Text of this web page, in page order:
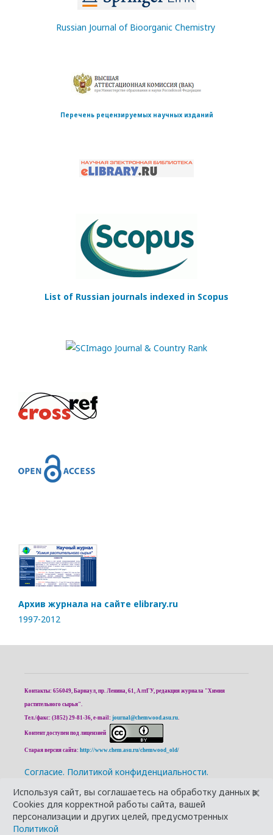
Russian Journal of Bioorganic Chemistry
Перечень рецензируемых научных изданий
List of Russian journals indexed in Scopus
Архив журнала на сайте elibrary.ru
1997-2012
Контакты: 656049, Барнаул, пр. Ленина, 61, АлтГУ, редакция журнала "Химия
растительного сырья".
Тел./факс: (3852) 29-81-36, e-mail: journal@chemwood.asu.ru.
Контент доступен под лицензией
Старая версия сайта: http://www.chem.asu.ru/chemwood_old/
Cогласие. Политикой конфиденциальности.
Используя сайт, вы соглашаетесь на обработку данных в
Cookies для корректной работы сайта, вашей
персонализации и других целей, предусмотренных
Политикой
×